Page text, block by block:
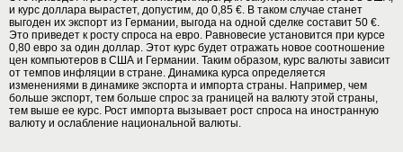
и курс доллара вырастет, допустим, до 0,85 €. В таком случае станет
выгоден их экспорт из Германии, выгода на одной сделке составит 50 €.
Это приведет к росту спроса на евро. Равновесие установится при курсе
0,80 евро за один доллар. Этот курс будет отражать новое соотношение
цен компьютеров в США и Германии. Таким образом, курс валюты зависит
от темпов инфляции в стране. Динамика курса определяется
изменениями в динамике экспорта и импорта страны. Например, чем
больше экспорт, тем больше спрос за границей на валюту этой страны,
тем выше ее курс. Рост импорта вызывает рост спроса на иностранную
валюту и ослабление национальной валюты.